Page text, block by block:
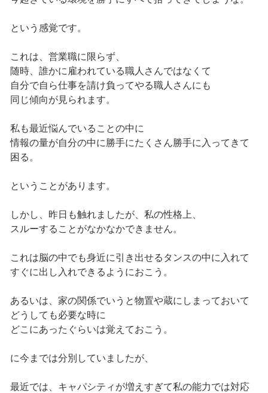
という感覚です。
これは、営業職に限らず、
随時、誰かに雇われている職人さんではなくて
自分で自ら仕事を請け負ってやる職人さんにも
同じ傾向が見られます。
私も最近悩んでいることの中に
情報の量が自分の中に勝手にたくさん勝手に入ってきて
困る。
ということがあります。
しかし、昨日も触れましたが、私の性格上、
スルーすることがなかなかできません。
これは脳の中でも身近に引き出せるタンスの中に入れて
すぐに出し入れできるようにおこう。
あるいは、家の関係でいうと物置や蔵にしまっておいて
どうしても必要な時に
どこにあったぐらいは覚えておこう。
に今までは分別していましたが、
最近では、キャパシティが増えすぎて私の能力では対応